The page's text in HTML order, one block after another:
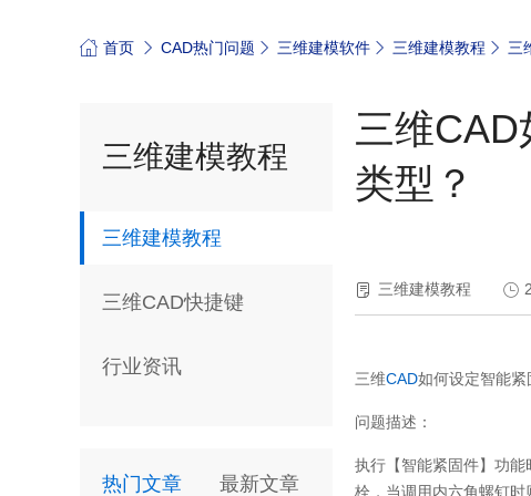
首页 CAD热门问题 三维建模软件 三维建模教程 三
三维建模教程
三维建模教程
三维CAD快捷键
行业资讯
热门文章 最新文章
三维
类型？
三维建模教程
三维CAD如何设定智能紧
问题描述：
执行【智能紧固件】功
栓，当调用内六角螺钉